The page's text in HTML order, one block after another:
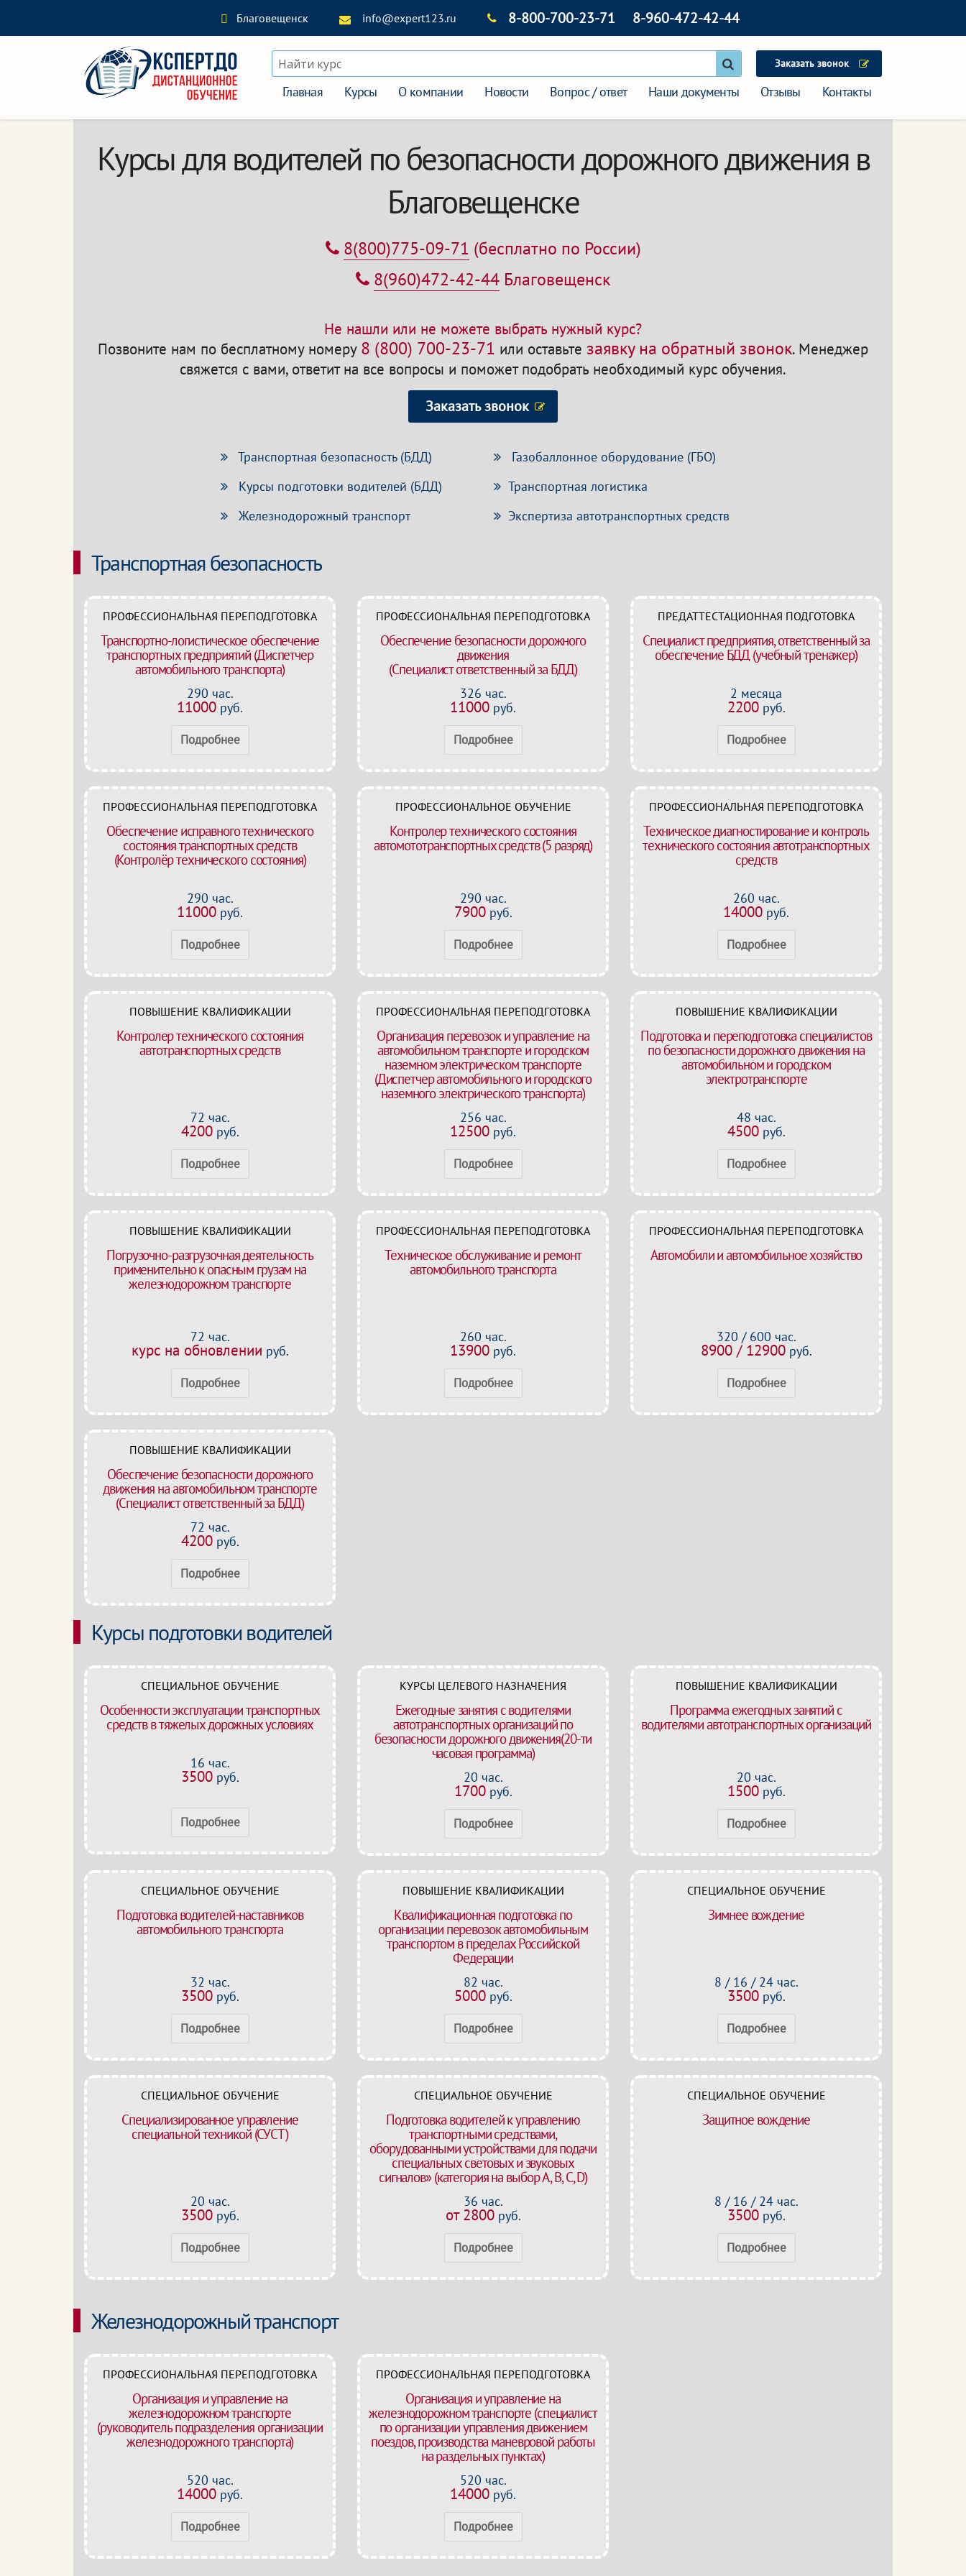
Благовещенск info@expert123.ru 8-800-700-23-71 8-960-472-42-44
Найти курс Заказать звонок
Главная Курсы О компании Новости Вопрос / ответ Наши документы Отзывы Контакты
Курсы для водителей по безопасности дорожного движения в
Благовещенске
8(800)775-09-71 (бесплатно по России)
8(960)472-42-44 Благовещенск
Не нашли или не можете выбрать нужный курс?
Позвоните нам по бесплатному номеру 8 (800) 700-23-71 или оставьте заявку на обратный звонок.Менеджер
свяжется с вами, ответит на все вопросы и поможет подобрать необходимый курс обучения.
Заказать звонок
Транспортная безопасность (БДД)
Курсы подготовки водителей (БДД)
Железнодорожный транспорт
Газобаллонное оборудование (ГБО)
Транспортная логистика
Экспертиза автотранспортных средств
Транспортная безопасность
ПРОФЕССИОНАЛЬНАЯ ПЕРЕПОДГОТОВКА
Транспортно-логистическое обеспечение
транспортных предприятий (Диспетчер
автомобильного транспорта)
290 час.
11000 руб.
Подробнее
ПРОФЕССИОНАЛЬНАЯ ПЕРЕПОДГОТОВКА
Обеспечение безопасности дорожного
движения
(Специалист ответственный за БДД)
326 час.
11000 руб.
Подробнее
ПРЕДАТТЕСТАЦИОННАЯ ПОДГОТОВКА
Специалист предприятия, ответственный за
обеспечение БДД (учебный тренажер)
2 месяца
2200руб.
Подробнее
ПРОФЕССИОНАЛЬНАЯ ПЕРЕПОДГОТОВКА
Обеспечение исправного технического
состояния транспортных средств
(Контролёр технического состояния)
290 час.
11000 руб.
Подробнее
ПРОФЕССИОНАЛЬНОЕ ОБУЧЕНИЕ
Контролер технического состояния
автомототранспортных средств (5 разряд)
290 час.
7900руб.
Подробнее
ПРОФЕССИОНАЛЬНАЯ ПЕРЕПОДГОТОВКА
Техническое диагностирование и контроль
технического состояния автотранспортных
средств
260 час.
14000 руб.
Подробнее
ПОВЫШЕНИЕ КВАЛИФИКАЦИИ
Контролер технического состояния
автотранспортных средств
72 час.
4200руб.
Подробнее
ПРОФЕССИОНАЛЬНАЯ ПЕРЕПОДГОТОВКА
Организация перевозок и управление на
автомобильном транспорте и городском
наземном электрическом транспорте
(Диспетчер автомобильного и городского
наземного электрического транспорта)
256 час.
12500 руб.
Подробнее
ПОВЫШЕНИЕ КВАЛИФИКАЦИИ
Подготовка и переподготовка специалистов
по безопасности дорожного движения на
автомобильном и городском
электротранспорте
48 час.
4500руб.
Подробнее
ПОВЫШЕНИЕ КВАЛИФИКАЦИИ
Погрузочно-разгрузочная деятельность
применительно к опасным грузам на
железнодорожном транспорте
72 час.
курс на обновлении руб.
Подробнее
ПРОФЕССИОНАЛЬНАЯ ПЕРЕПОДГОТОВКА
Техническое обслуживание и ремонт
автомобильного транспорта
260 час.
13900 руб.
Подробнее
ПРОФЕССИОНАЛЬНАЯ ПЕРЕПОДГОТОВКА
Автомобили и автомобильное хозяйство
320 / 600 час.
8900 / 12900руб.
Подробнее
ПОВЫШЕНИЕ КВАЛИФИКАЦИИ
Обеспечение безопасности дорожного
движения на автомобильном транспорте
(Специалист ответственный за БДД)
72 час.
4200руб.
Подробнее
Курсы подготовки водителей
СПЕЦИАЛЬНОЕ ОБУЧЕНИЕ
Особенности эксплуатации транспортных
средств в тяжелых дорожных условиях
16 час.
3500руб.
Подробнее
КУРСЫ ЦЕЛЕВОГО НАЗНАЧЕНИЯ
Ежегодные занятия с водителями
автотранспортных организаций по
безопасности дорожного движения(20-ти
часовая программа)
20 час.
1700руб.
Подробнее
ПОВЫШЕНИЕ КВАЛИФИКАЦИИ
Программа ежегодных занятий с
водителями автотранспортных организаций
20 час.
1500руб.
Подробнее
СПЕЦИАЛЬНОЕ ОБУЧЕНИЕ
Подготовка водителей-наставников
автомобильного транспорта
32 час.
3500руб.
Подробнее
ПОВЫШЕНИЕ КВАЛИФИКАЦИИ
Квалификационная подготовка по
организации перевозок автомобильным
транспортом в пределах Российской
Федерации
82 час.
5000руб.
Подробнее
СПЕЦИАЛЬНОЕ ОБУЧЕНИЕ
Зимнее вождение
8 / 16 / 24 час.
3500руб.
Подробнее
СПЕЦИАЛЬНОЕ ОБУЧЕНИЕ
Специализированное управление
специальной техникой (СУСТ)
20 час.
3500руб.
Подробнее
СПЕЦИАЛЬНОЕ ОБУЧЕНИЕ
Подготовка водителей к управлению
транспортными средствами,
оборудованными устройствами для подачи
специальных световых и звуковых
сигналов» (категория на выбор A, B, C, D)
36 час.
от 2800руб.
Подробнее
СПЕЦИАЛЬНОЕ ОБУЧЕНИЕ
Защитное вождение
8 / 16 / 24 час.
3500руб.
Подробнее
Железнодорожный транспорт
ПРОФЕССИОНАЛЬНАЯ ПЕРЕПОДГОТОВКА
Организация и управление на
железнодорожном транспорте
(руководитель подразделения организации
железнодорожного транспорта)
520 час.
14000 руб.
Подробнее
ПРОФЕССИОНАЛЬНАЯ ПЕРЕПОДГОТОВКА
Организация и управление на
железнодорожном транспорте (специалист
по организации управления движением
поездов, производства маневровой работы
на раздельных пунктах)
520 час.
14000 руб.
Подробнее